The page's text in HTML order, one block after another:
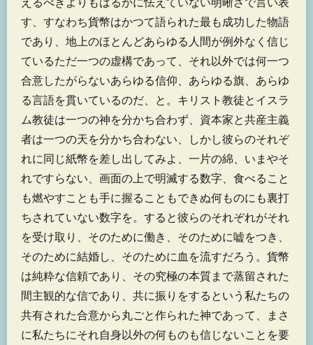
す、すなわち貨幣はかつて語られた最も成功した物語
であり、地上のほとんどあらゆる人間が例外なく信じ
ているただ一つの虚構であって、それ以外では何一つ
合意したがらないあらゆる信仰、あらゆる旗、あらゆ
る言語を貫いているのだ、と。キリスト教徒とイスラ
ム教徒は一つの神を分かち合わず、資本家と共産主義
者は一つの天を分かち合わない、しかし彼らのそれぞ
れに同じ紙幣を差し出してみよ、一片の綿、いまやそ
れですらない、画面の上で明滅する数字、食べること
も燃やすことも手に握ることもできぬ何ものにも裏打
ちされていない数字を。すると彼らのそれぞれがそれ
を受け取り、そのために働き、そのために嘘をつき、
そのために結婚し、そのために血を流すだろう。貨幣
は純粋な信頼であり、その究極の本質まで蒸留された
間主観的な信であり、共に振りをするという私たちの
共有された合意から丸ごと作られた神であって、まさ
に私たちにそれ自身以外の何ものも信じないことを要